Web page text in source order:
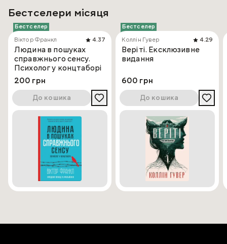
Бестселери місяця
Бестселер
Віктор Франкл
4.37
Людина в пошуках
справжнього сенсу.
Психолог у концтаборі
200 грн
До кошика
Бестселер
Коллін Гувер
4.29
Веріті. Ексклюзивне
видання
600 грн
До кошика